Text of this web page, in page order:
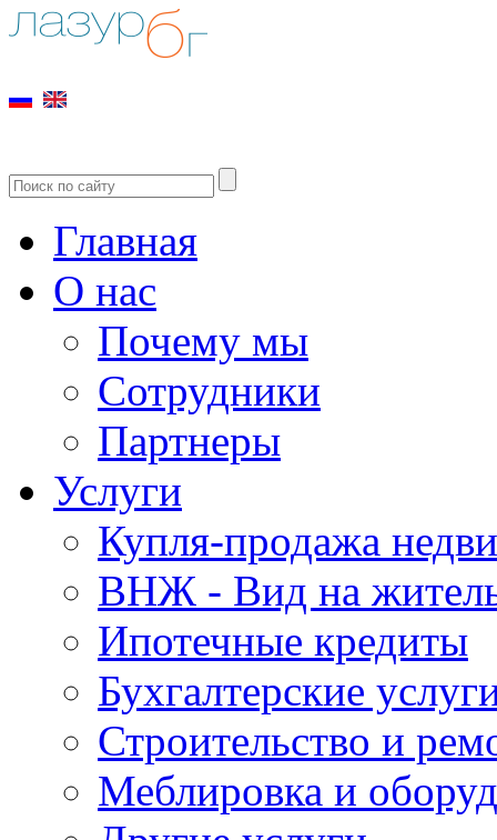
Главная
О нас
Почему мы
Сотрудники
Партнеры
Услуги
Купля-продажа
ВНЖ - Вид на
Ипотечные кредиты
Бухгалтерские
Строительство и
Меблировка и